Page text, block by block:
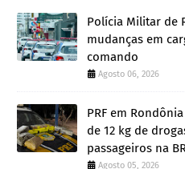
Polícia Militar de
mudanças em
comando
Agosto 06, 2026
PRF em
de 12 kg de
passageiros na
Agosto 05, 2026